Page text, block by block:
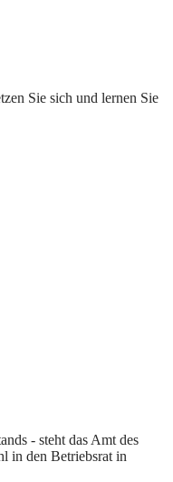
Sie sich und lernen Sie
- steht das Amt des
in den Betriebsrat in